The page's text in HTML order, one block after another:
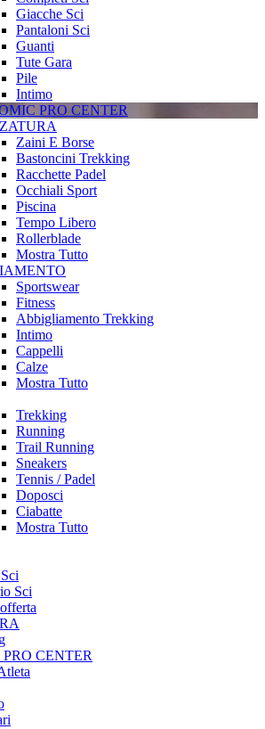
Giacche Sci
Pantaloni Sci
Guanti
Tute Gara
Pile
Intimo
PRO CENTER
Zaini E Borse
Bastoncini Trekking
Racchette Padel
Occhiali Sport
Piscina
Tempo Libero
Rollerblade
Mostra Tutto
Sportswear
Fitness
Abbigliamento Trekking
Intimo
Cappelli
Calze
Mostra Tutto
Trekking
Running
Trail Running
Sneakers
Tennis / Padel
Doposci
Ciabatte
Mostra Tutto
Sci
CENTER